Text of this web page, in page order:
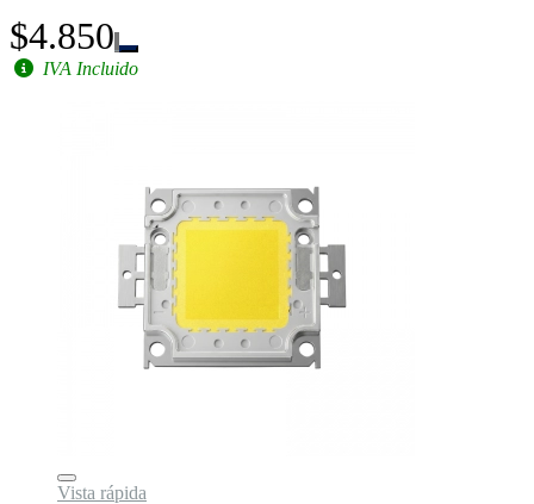
$4.850
IVA Incluido
Vista rápida